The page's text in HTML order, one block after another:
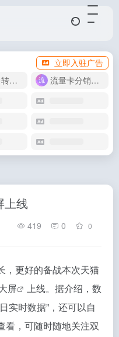
立即入驻广告
礼品单中转同步单
流量卡分销代理
上线
419 0 0
，更好的备战本次天猫
屏
上线。据介绍，数
实时数据”，还可以自
看，可随时随地关注双